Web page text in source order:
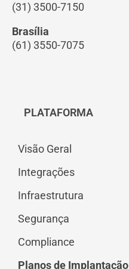
(31) 3500-7150
Brasília
(61) 3550-7075
PLATAFORMA
Visão Geral
Integrações
Infraestrutura
Segurança
Compliance
Planos de Implantação